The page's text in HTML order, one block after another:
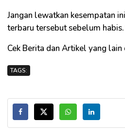
Jangan lewatkan kesempatan
terbaru tersebut sebelum
Cek Berita dan Artikel yang lain
TAGS: